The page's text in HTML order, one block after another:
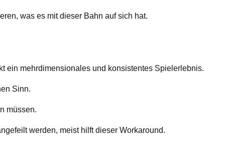
was es mit dieser Bahn auf sich hat.
ein mehrdimensionales und konsistentes Spielerlebnis.
Sinn.
müssen.
werden, meist hilft dieser Workaround.